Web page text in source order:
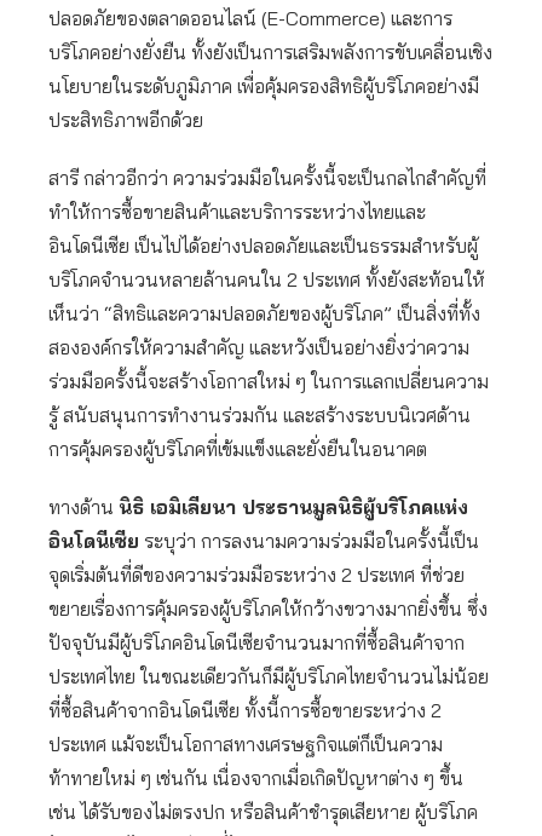
ปลอดภัยของตลาดออนไลน์ (E-Commerce) และการ
บริโภคอย่างยั่งยืน ทั้งยังเป็นการเสริมพลังการขับเคลื่อนเชิง
นโยบายในระดับภูมิภาค เพื่อคุ้มครองสิทธิผู้บริโภคอย่างมี
ประสิทธิภาพอีกด้วย
สารี กล่าวอีกว่า ความร่วมมือในครั้งนี้จะเป็นกลไกสำคัญที่
ทำให้การซื้อขายสินค้าและบริการระหว่างไทยและ
อินโดนีเซีย เป็นไปได้อย่างปลอดภัยและเป็นธรรมสำหรับผู้
บริโภคจำนวนหลายล้านคนใน 2 ประเทศ ทั้งยังสะท้อนให้
เห็นว่า “สิทธิและความปลอดภัยของผู้บริโภค” เป็นสิ่งที่ทั้ง
สององค์กรให้ความสำคัญ และหวังเป็นอย่างยิ่งว่าความ
ร่วมมือครั้งนี้จะสร้างโอกาสใหม่ ๆ ในการแลกเปลี่ยนความ
รู้ สนับสนุนการทำงานร่วมกัน และสร้างระบบนิเวศด้าน
การคุ้มครองผู้บริโภคที่เข้มแข็งและยั่งยืนในอนาคต
ทางด้าน นิธิ เอมิเลียนา ประธานมูลนิธิผู้บริโภคแห่ง
อินโดนีเซีย ระบุว่า การลงนามความร่วมมือในครั้งนี้เป็น
จุดเริ่มต้นที่ดีของความร่วมมือระหว่าง 2 ประเทศ ที่ช่วย
ขยายเรื่องการคุ้มครองผู้บริโภคให้กว้างขวางมากยิ่งขึ้น ซึ่ง
ปัจจุบันมีผู้บริโภคอินโดนีเซียจำนวนมากที่ซื้อสินค้าจาก
ประเทศไทย ในขณะเดียวกันก็มีผู้บริโภคไทยจำนวนไม่น้อย
ที่ซื้อสินค้าจากอินโดนีเซีย ทั้งนี้การซื้อขายระหว่าง 2
ประเทศ แม้จะเป็นโอกาสทางเศรษฐกิจแต่ก็เป็นความ
ท้าทายใหม่ ๆ เช่นกัน เนื่องจากเมื่อเกิดปัญหาต่าง ๆ ขึ้น
เช่น ได้รับของไม่ตรงปก หรือสินค้าชำรุดเสียหาย ผู้บริโภค